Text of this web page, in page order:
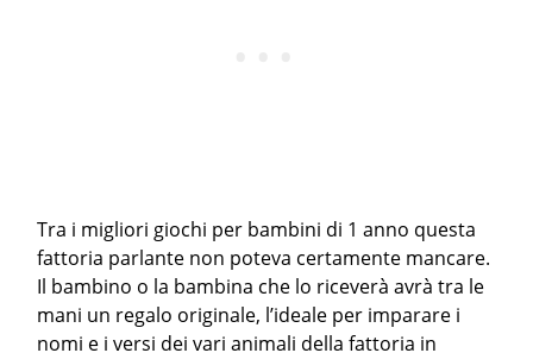
Tra i migliori giochi per bambini di 1 anno questa
fattoria parlante non poteva certamente mancare.
Il bambino o la bambina che lo riceverà avrà tra le
mani un regalo originale, l’ideale per imparare i
nomi e i versi dei vari animali della fattoria in